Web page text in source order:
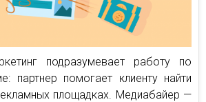
подразумевает работу по
партнер помогает клиенту найти
площадках. Медиабайер —